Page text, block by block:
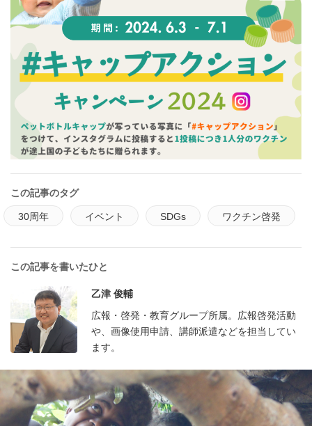
この記事のタグ
30周年 イベント SDGs ワクチン啓発
この記事を書いたひと
乙津 俊輔
広報・啓発・教育グループ所属。広報啓発活動
や、画像使用申請、講師派遣などを担当してい
ます。